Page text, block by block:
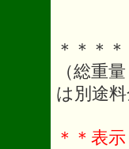
＊＊＊
（総重
は別途
＊＊表